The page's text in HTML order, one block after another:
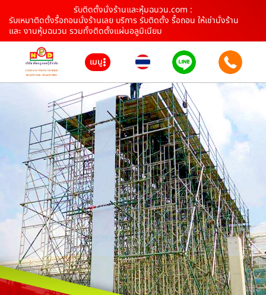
รับติดตั้งนั่งร้านและหุ้มฉนวน.com :
รับเหมาติดตั้งรื้อถอนนั่งร้านเลย บริการ รับติดตั้ง รื้อถอน ให้เช่านั่งร้าน
และ งานหุ้มฉนวน รวมทั้งติดตั้งแผ่นอลูมิเนียม
เมนู